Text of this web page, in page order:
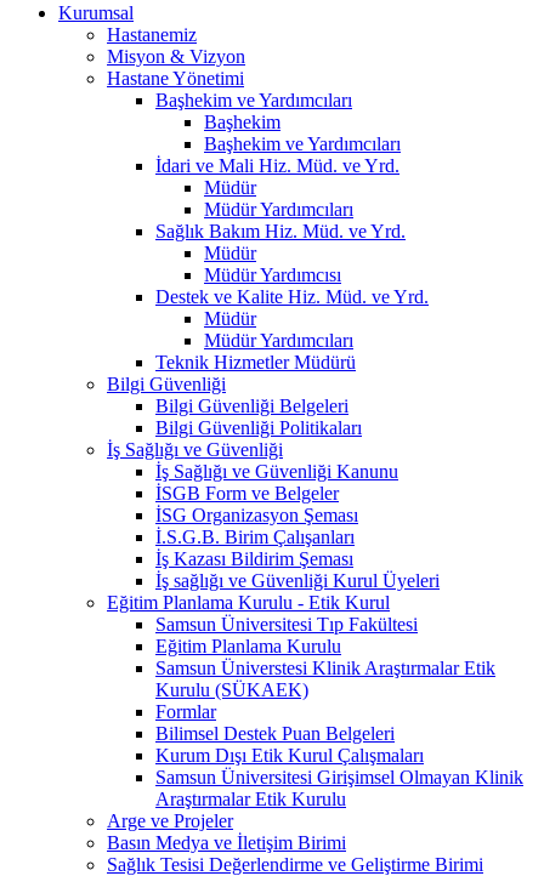
Kurumsal
Hastanemiz
Misyon & Vizyon
Hastane Yönetimi
Başhekim ve Yardımcıları
Başhekim
Başhekim ve Yardımcıları
İdari ve Mali Hiz. Müd. ve Yrd.
Müdür
Müdür Yardımcıları
Sağlık Bakım Hiz. Müd. ve Yrd.
Müdür
Müdür Yardımcısı
Destek ve Kalite Hiz. Müd. ve Yrd.
Müdür
Müdür Yardımcıları
Teknik Hizmetler Müdürü
Bilgi Güvenliği
Bilgi Güvenliği Belgeleri
Bilgi Güvenliği Politikaları
İş Sağlığı ve Güvenliği
İş Sağlığı ve Güvenliği Kanunu
İSGB Form ve Belgeler
İSG Organizasyon Şeması
İ.S.G.B. Birim Çalışanları
İş Kazası Bildirim Şeması
İş sağlığı ve Güvenliği Kurul Üyeleri
Eğitim Planlama Kurulu - Etik Kurul
Samsun Üniversitesi Tıp Fakültesi
Eğitim Planlama Kurulu
Samsun Üniverstesi Klinik Araştırmalar Etik
Kurulu (SÜKAEK)
Formlar
Bilimsel Destek Puan Belgeleri
Kurum Dışı Etik Kurul Çalışmaları
Samsun Üniversitesi Girişimsel Olmayan Klinik
Araştırmalar Etik Kurulu
Arge ve Projeler
Basın Medya ve İletişim Birimi
Sağlık Tesisi Değerlendirme ve Geliştirme Birimi